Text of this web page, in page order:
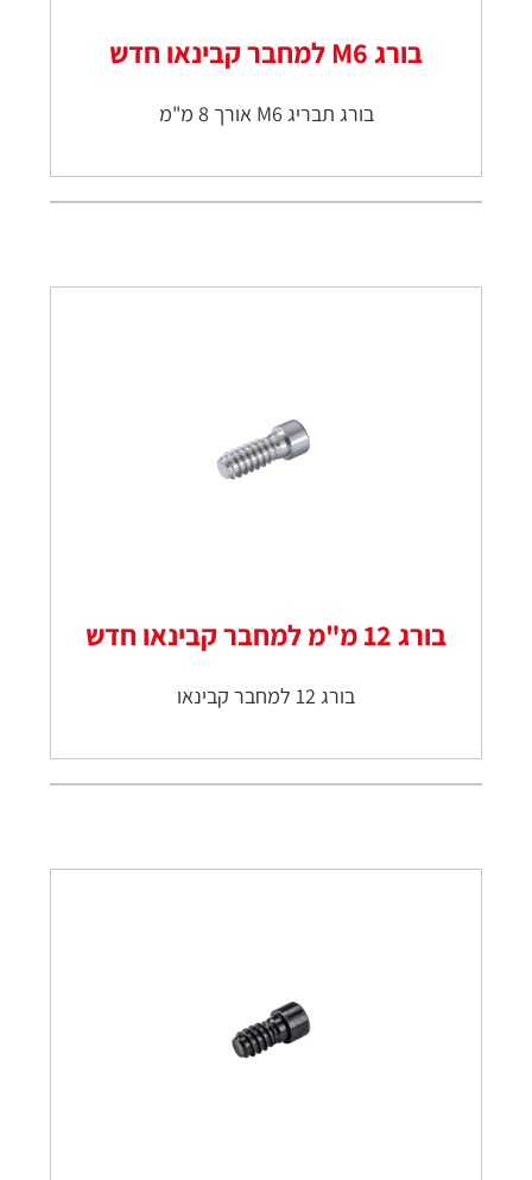
בורג M6 למחבר קבינאו חדש
בורג תבריג M6 אורך 8 מ"מ
בורג 12 מ"מ למחבר קבינאו חדש
בורג 12 למחבר קבינאו